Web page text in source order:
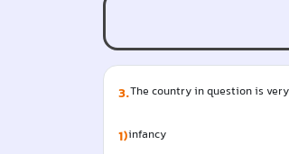
3.The country in question is
1)infancy